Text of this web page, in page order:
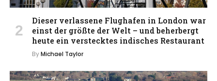
Dieser verlassene Flughafen in London war
einst der größte der Welt – und beherbergt
heute ein verstecktes indisches Restaurant
ByMichael Taylor